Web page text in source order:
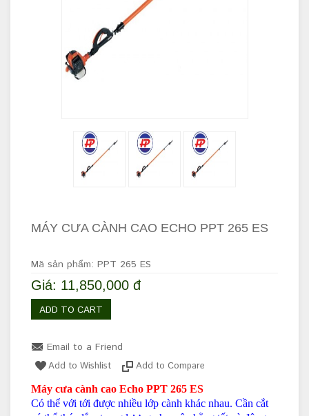
MÁY CƯA CÀNH CAO ECHO PPT 265 ES
Mã sản phẩm: PPT 265 ES
Giá: 11,850,000 đ
ADD TO CART
Email to a Friend
Add to Wishlist Add to Compare
Máy cưa cành cao Echo PPT 265 ES
Có thể với tới được nhiều lớp cành khác nhau. Cần cắt